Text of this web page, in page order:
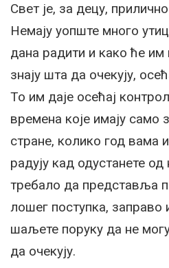
Свет је, за децу,
Немају уопште много
дана радити и како ће им
знају шта да очекују,
То им даје осећај
времена које имају само
стране, колико год вама
радују кад одустанете
требало да представља
лошег поступка, заправо
шаљете поруку да не
да очекују.